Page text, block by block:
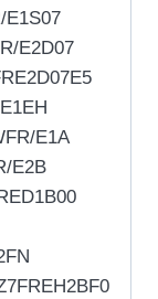
E1S07
E2D07
E1A
E2B